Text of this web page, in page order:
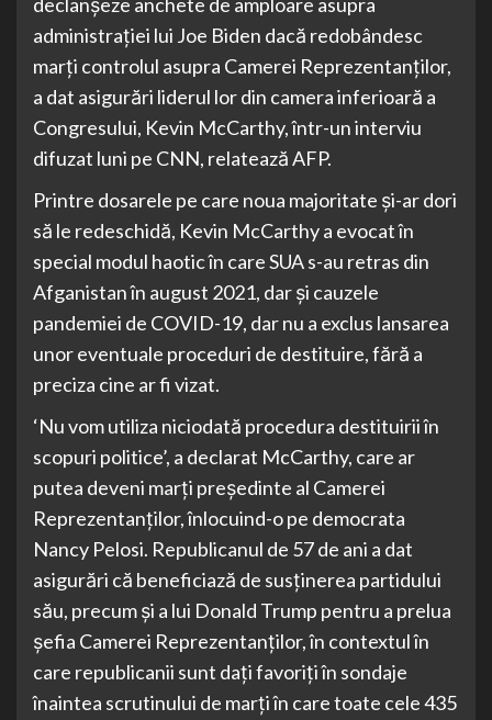
administraţiei lui Joe Biden dacă redobândesc
marţi controlul asupra Camerei Reprezentanţilor,
a dat asigurări liderul lor din camera inferioară a
Congresului, Kevin McCarthy, într-un interviu
difuzat luni pe CNN, relatează AFP.
Printre dosarele pe care noua majoritate şi-ar dori
să le redeschidă, Kevin McCarthy a evocat în
special modul haotic în care SUA s-au retras din
Afganistan în august 2021, dar şi cauzele
pandemiei de COVID-19, dar nu a exclus lansarea
unor eventuale proceduri de destituire, fără a
preciza cine ar fi vizat.
‘Nu vom utiliza niciodată procedura destituirii în
scopuri politice’, a declarat McCarthy, care ar
putea deveni marţi preşedinte al Camerei
Reprezentanţilor, înlocuind-o pe democrata
Nancy Pelosi. Republicanul de 57 de ani a dat
asigurări că beneficiază de susţinerea partidului
său, precum şi a lui Donald Trump pentru a prelua
şefia Camerei Reprezentanţilor, în contextul în
care republicanii sunt daţi favoriţi în sondaje
înaintea scrutinului de marţi în care toate cele 435